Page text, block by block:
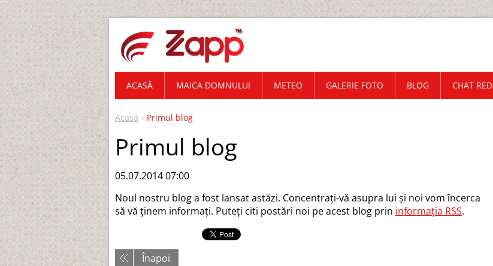
Acasă Primul blog
Primul blog
05.07.2014 07:00
Noul nostru blog a fost lansat astăzi. Concentraţi-vă asupra lui şi noi vom încerca
să vă ţinem informaţi. Puteţi citi postări noi pe acest blog prin informaţia RSS.
Înapoi
ACASĂ MAICA DOMNULUI METEO GALERIE FOTO BLOG CHAT RED